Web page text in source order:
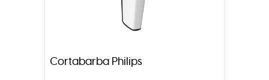
Cortabarba Philips